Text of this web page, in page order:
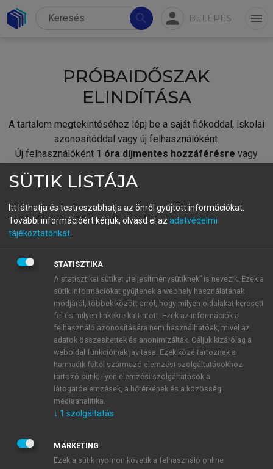
search person BELÉPÉS menu
PRÓBAIDŐSZAK
ELINDÍTÁSA
A tartalom megtekintéséhez lépj be a saját fiókoddal, iskolai
azonosítóddal vagy új felhasználóként.
Új felhasználóként 1 óra díjmentes hozzáférésre vagy
fiókoddal,vagy hozz létre új fiókot.
A regisztráció után apróbaidőszakautomatikusan
BELÉPÉS SAJÁT FIÓKKAL
ÚJ FIÓK LÉTREHOZÁSA
1 óra díjmentes hozzáférés
E-MAIL-CÍM
JELSZÓ
SÜTIK LISTÁJA
Itt láthatja és testreszabhatja az önről gyűjtött információkat.
További információért kérjük, olvasd el az adatvédelmi
tájékoztatónkat
STATISZTIKA
A statisztikai sütiket „teljesítménysütiknek” is nevezik. Ezek a
sütik információkat gyűjtenek a webhely használatának
módjáról, többek között arról, hogy milyen oldalakat keresett
fel és milyen linkekre kattintott. Ezek az információk a
felhasználó azonosítására nem használhatóak, mivel az
adatok összesítettek és anonimizáltak. Céljuk kizárólag a
weboldal funkcióinak javítása. Ezek közé tartoznak a
harmadik féltől származó elemzési szolgáltatásokhoz
tartozó sütik; ilyen elemzési szolgáltatások a
látogatóelemzések, a hőtérképek és a közösségi
médiaanalitika.
↓ 1 szolgáltatás
MARKETING
Ezek a sütik nyomon követik a felhasználó online